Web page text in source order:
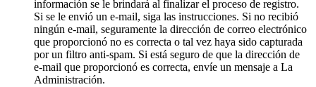
información se le brindará al finalizar el proceso de registro.
Si se le envió un e-mail, siga las instrucciones. Si no recibió
ningún e-mail, seguramente la dirección de correo electrónico
que proporcionó no es correcta o tal vez haya sido capturada
por un filtro anti-spam. Si está seguro de que la dirección de
e-mail que proporcionó es correcta, envíe un mensaje a La
Administración.